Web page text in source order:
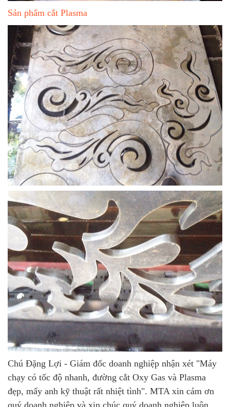
Sản phẩm cắt Plasma
Chú Đặng Lợi - Giám đốc doanh nghiệp nhận xét "Máy
chạy có tốc độ nhanh, đường cắt Oxy Gas và Plasma
đẹp, mấy anh kỹ thuật rất nhiệt tình". MTA xin cảm ơn
quý doanh nghiệp và xin chúc quý doanh nghiệp luôn